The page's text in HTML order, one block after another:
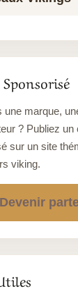
une marque,
? Publiez un
sur un site
viking.
Devenir